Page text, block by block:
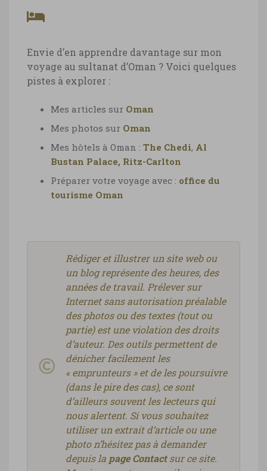
Envie d’en apprendre davantage sur mon
voyage au sultanat d’Oman ? Voici quelques
pistes à explorer :
Mes articles sur Oman
Mes photos sur Oman
Mes hôtels à Oman : The Chedi, Al
Bustan Palace, Ritz-Carlton
Préparer votre voyage avec : office du
tourisme Oman
Rédiger et illustrer un site web ou
un blog représente des heures, des
années de travail. Prélever sur
Internet sans autorisation préalable
des photos ou des textes (tout ou
partie) est une violation des droits
d’auteur. Des outils permettent de
dénicher facilement les
« emprunteurs » et de les poursuivre
(dans le pire des cas), ce sont
d’ailleurs souvent les lecteurs qui
nous alertent. Si vous souhaitez
utiliser un extrait d’article ou une
photo n’hésitez pas à demander
depuis la page Contactsur ce site.